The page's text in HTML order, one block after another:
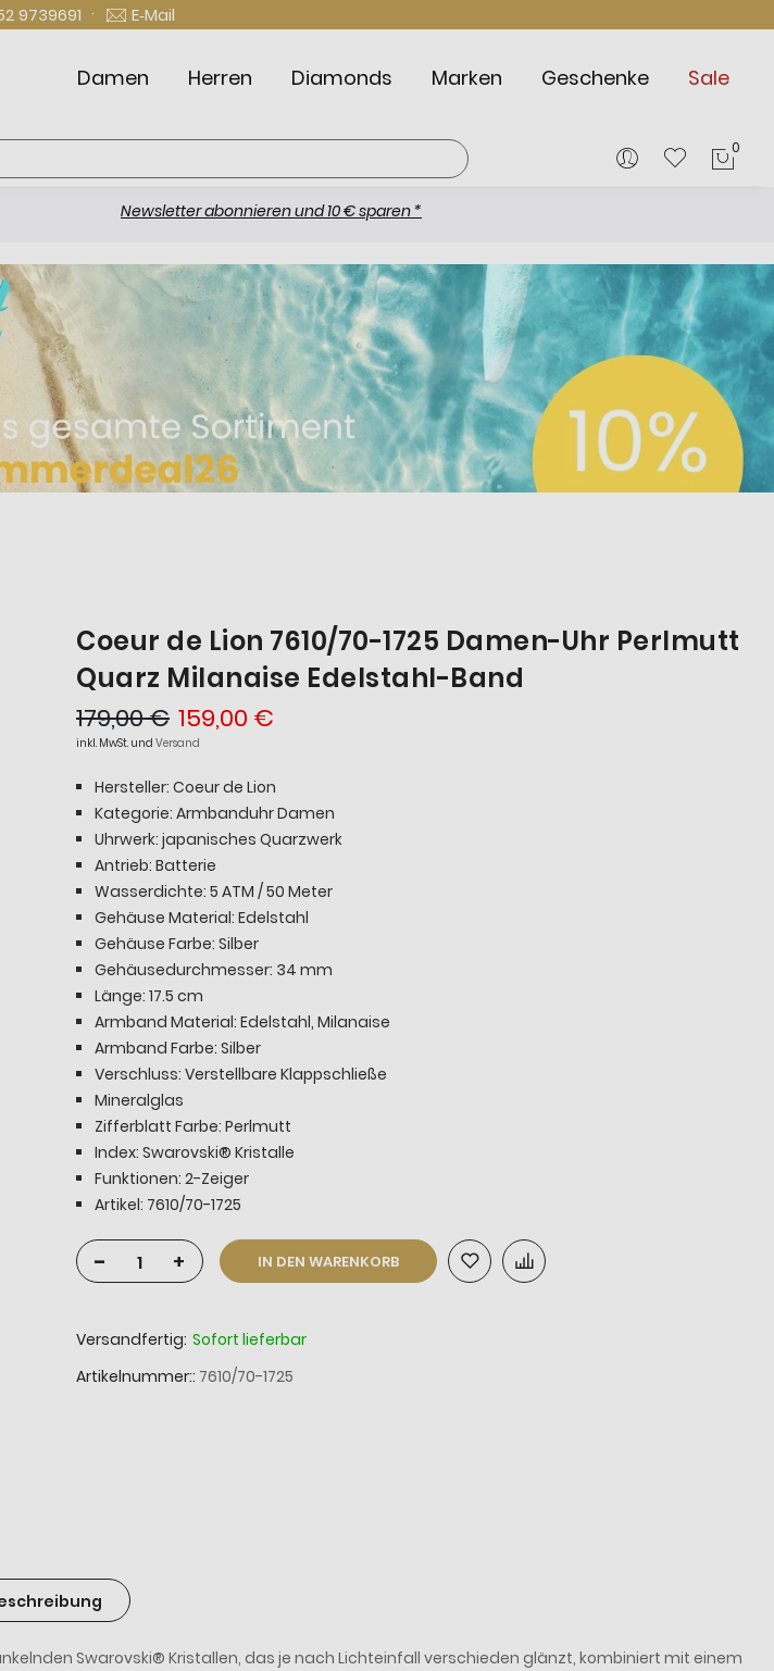
9739691 · E‑Mail
Damen Herren Diamonds Marken Geschenke Sale
0
Newsletter abonnieren und 10 € sparen *
Coeur de Lion 7610/70-1725 Damen-Uhr Perlmutt
Quarz Milanaise Edelstahl-Band
159,00 €
179,00 €
inkl. MwSt. und Versand
Hersteller: Coeur de Lion
Kategorie: Armbanduhr Damen
Uhrwerk: japanisches Quarzwerk
Antrieb: Batterie
Wasserdichte: 5 ATM / 50 Meter
Gehäuse Material: Edelstahl
Gehäuse Farbe: Silber
Gehäusedurchmesser: 34 mm
Länge: 17.5 cm
Armband Material: Edelstahl, Milanaise
Armband Farbe: Silber
Verschluss: Verstellbare Klappschließe
Mineralglas
Zifferblatt Farbe: Perlmutt
Index: Swarovski® Kristalle
Funktionen: 2-Zeiger
Artikel: 7610/70-1725
- + IN DEN WARENKORB
Versandfertig: Sofort lieferbar
Artikelnummer: 7610/70-1725
Swarovski® Kristallen, das je nach Lichteinfall verschieden glänzt, kombiniert mit einem